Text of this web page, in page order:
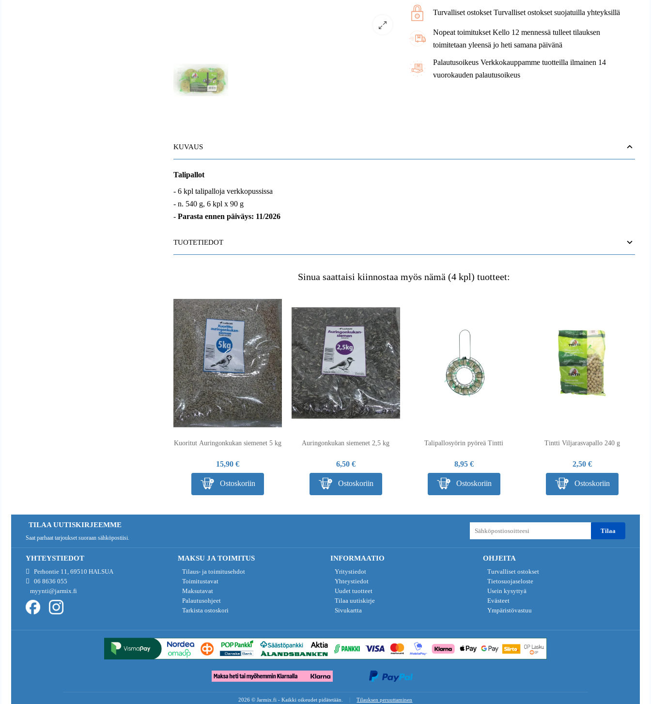
Turvalliset ostokset Turvalliset ostokset suojatuilla yhteyksillä
Nopeat toimitukset Kello 12 mennessä tulleet tilauksen
toimitetaan yleensä jo heti samana päivänä
Palautusoikeus Verkkokauppamme tuotteilla ilmainen 14
vuorokauden palautusoikeus
KUVAUS
Talipallot
- 6 kpl talipalloja verkkopussissa
- n. 540 g, 6 kpl x 90 g
- Parasta ennen päiväys: 11/2026
TUOTETIEDOT
Sinua saattaisi kiinnostaa myös nämä (4 kpl) tuotteet:
Kuoritut Auringonkukan siemenet 5 kg
15,90 €
Ostoskoriin
Auringonkukan siemenet 2,5 kg
6,50 €
Ostoskoriin
Talipallosyörin pyöreä Tintti
8,95 €
Ostoskoriin
Tintti Viljarasvapallo 240 g
2,50 €
Ostoskoriin
TILAA UUTISKIRJEEMME
Saat parhaat tarjoukset suoraan sähköpostiisi.
tilaa
YHTEYSTIEDOT
Perhontie 11, 69510 HALSUA
06 8636 055
myynti@jarmix.fi
MAKSU JA TOIMITUS
Tilaus- ja toimitusehdot
Toimitustavat
Maksutavat
Palautusohjeet
Tarkista ostoskori
INFORMAATIO
Yritystiedot
Yhteystiedot
Uudet tuotteet
Tilaa uutiskirje
Sivukartta
OHJEITA
Turvalliset ostokset
Tietosuojaseloste
Usein kysyttyä
Evästeet
Ympäristövastuu
2026 © Jarmix.fi - Kaikki oikeudet pidätetään. Tilauksen peruuttaminen